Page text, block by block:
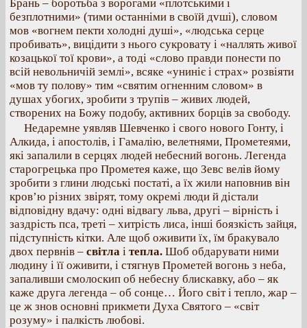
Брань – боротьба з ворогами «плотськими і
безплотними» (тими останніми в своїй дvшi), словом
мов «вогнем пекти холодні душі», «людська серце
пробивать», вицідити з нього сукровату і «наллять живої
козацької тої крови», а тоді «слово правди понести по
всій невольничій землі», всяке «униніє і страх» розвіяти
«мов ту полову» тим «святим огненним словом» в
душах убогих, зробити з трупів – живих людей,
створених на Божу подобу, активних борців за свободу.
Недаремне уявляв Шевченко і свого нового Гонту, і
Алкида, і апостолів, і Гамалію, велетнями, Прометеями,
які запалили в серцях людей небесний вогонь. Легенда
старогрецька про Прометея каже, що Зевс велів йому
зробити з глини людські постаті, а їх жили наповнив він
кров’ю різних звірят, тому окремі люди й дістали
відповідну вдачу: одні відвагу льва, другі – вірність і
заздрість пса, треті – хитрість лиса, інші боязкість зайця,
підступність кітки. Але щоб оживити їх, їм бракувало
двох первнів – світла і тепла. Шоб обдарувати ними
людину і її оживити, і стягнув Прометей вогонь з неба,
запаливши смолоскип об небесну блискавку, або – як
каже друга легенда – об сонце… Його світ і тепло, жар –
це ж знов основні прикмети Духа Святого – «світ
розуму» і палкість любові.